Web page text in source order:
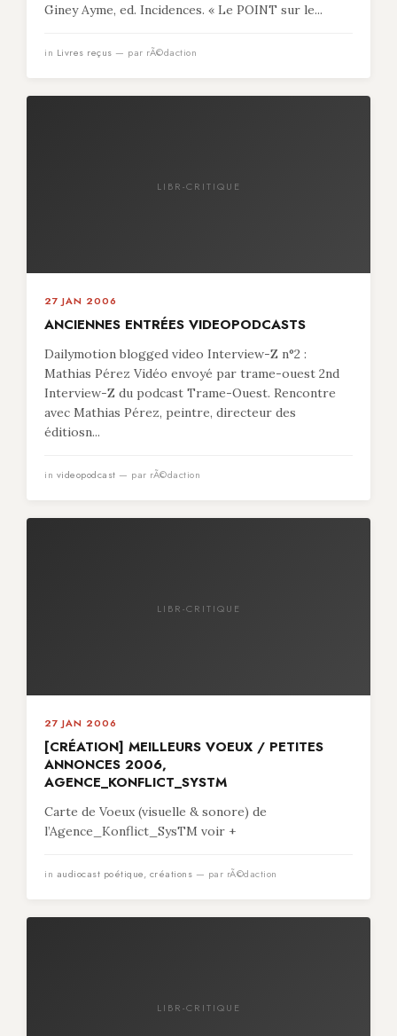
Giney Ayme, ed. Incidences. « Le POINT sur le...
in Livres reçus — par rÃ©daction
LIBR-CRITIQUE
27 JAN 2006
ANCIENNES ENTRÉES VIDEOPODCASTS
Dailymotion blogged video Interview-Z n°2 :
Mathias Pérez Vidéo envoyé par trame-ouest 2nd
Interview-Z du podcast Trame-Ouest. Rencontre
avec Mathias Pérez, peintre, directeur des
éditiosn...
in videopodcast — par rÃ©daction
LIBR-CRITIQUE
27 JAN 2006
[CRÉATION] MEILLEURS VOEUX / PETITES
ANNONCES 2006,
AGENCE_KONFLICT_SYSTM
Carte de Voeux (visuelle & sonore) de
l’Agence_Konflict_SysTM voir +
in audiocast poétique, créations — par rÃ©daction
LIBR-CRITIQUE